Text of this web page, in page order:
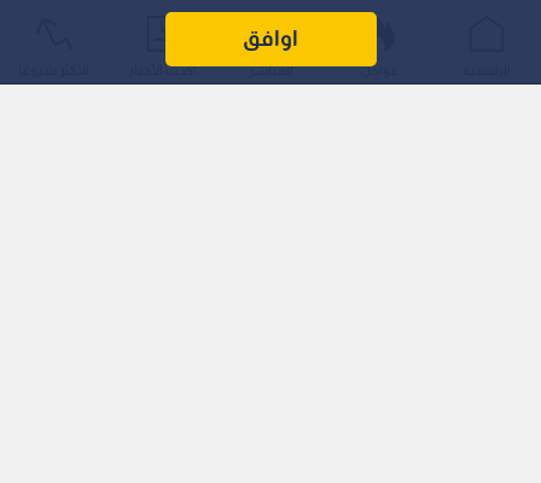
اوافق
عواجل المباشر أحدث الأخبار